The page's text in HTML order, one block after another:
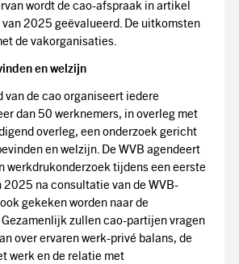
wordt de cao-afspraak in artikel
2025 geëvalueerd. De uitkomsten
de vakorganisaties.
en welzijn
van de cao organiseert iedere
dan 50 werknemers, in overleg met
overleg, een onderzoek gericht
en welzijn. De WVB agendeert
werkdrukonderzoek tijdens een eerste
2025 na consultatie van de WVB-
gekeken worden naar de
zullen cao-partijen vragen
over ervaren werk-privé balans, de
werk en de relatie met